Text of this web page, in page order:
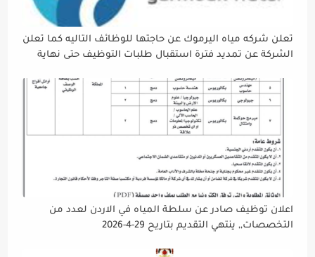
تعلن شركه مياه اليرموك عن حاجتها للوظائف التاليه كما تعلن
الشركة عن تمديد فترة استقبال طلبات التوظيف حتى نهاية
إتاحة الفرصة الكافية أمام الجميع لاستكمال إجراءات التقديم.
اعلان توظيف صادر عن سلطة المياه في الاردن لعدد من
التخصصات,, ينتهي التقديم بتاريح 29-4-2026